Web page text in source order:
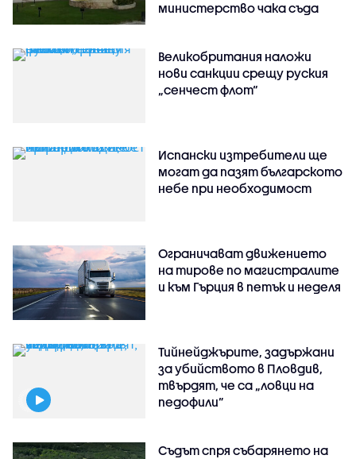
министерство чака съда
Великобритания наложи
нови санкции срещу руския
„сенчест флот“
Испански изтребители ще
могат да пазят българското
небе при необходимост
Ограничават движението
на тирове по магистралите
и към Гърция в петък и неделя
Тийнейджърите, задържани
за убийството в Пловдив,
твърдят, че са „ловци на
педофили”
Съдът спря събарянето на